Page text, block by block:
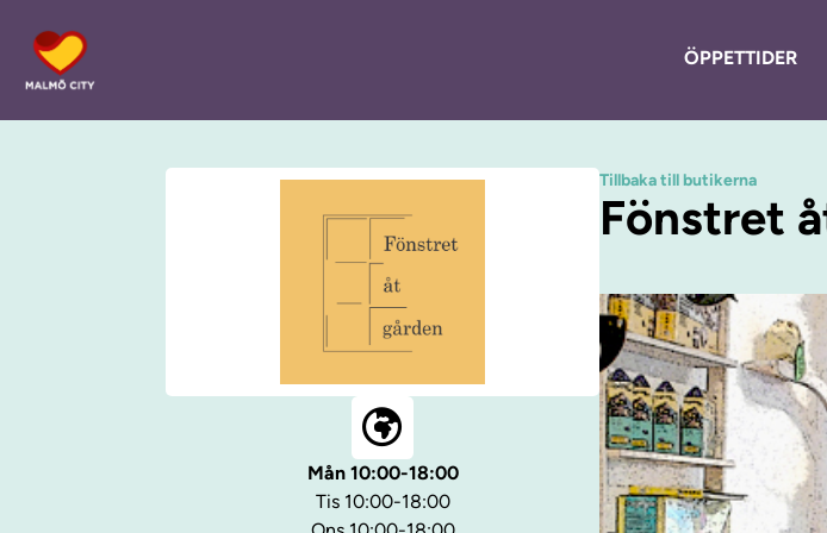
ÖPPETTIDER
Tillbaka till butikerna
Fönstret
Mån 10:00-18:00
Tis 10:00-18:00